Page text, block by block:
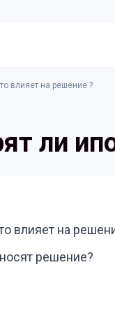
влияет на решение ?
ли
влияет на
решение?